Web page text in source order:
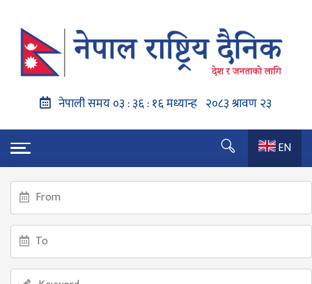
EN
गृहपृष्ठ
महाधिवेशन नजिकिंदै गर्दा शेखर र गगनबीच ध्रुवीकरण सुरु